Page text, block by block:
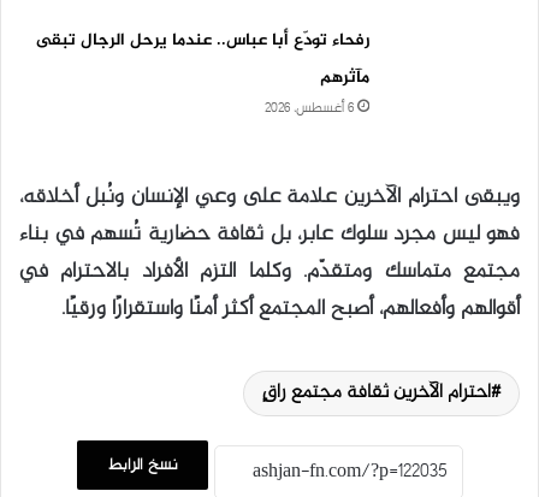
رفحاء تودّع أبا عباس.. عندما يرحل الرجال تبقى
مآثرهم
6 أغسطس، 2026
ويبقى احترام الآخرين علامة على وعي الإنسان ونُبل أخلاقه،
فهو ليس مجرد سلوك عابر، بل ثقافة حضارية تُسهم في بناء
مجتمع متماسك ومتقدّم. وكلما التزم الأفراد بالاحترام في
أقوالهم وأفعالهم، أصبح المجتمع أكثر أمنًا واستقرارًا ورقيًا.
احترام الآخرين ثقافة مجتمع راقٍ
نسخ الرابط